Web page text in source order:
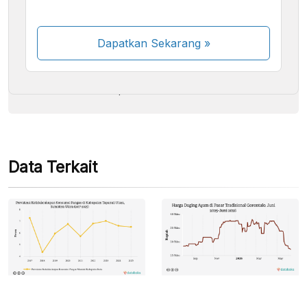
Dapatkan Sekarang»
Beberapa metode pembayaran masih dalam
Data Terkait